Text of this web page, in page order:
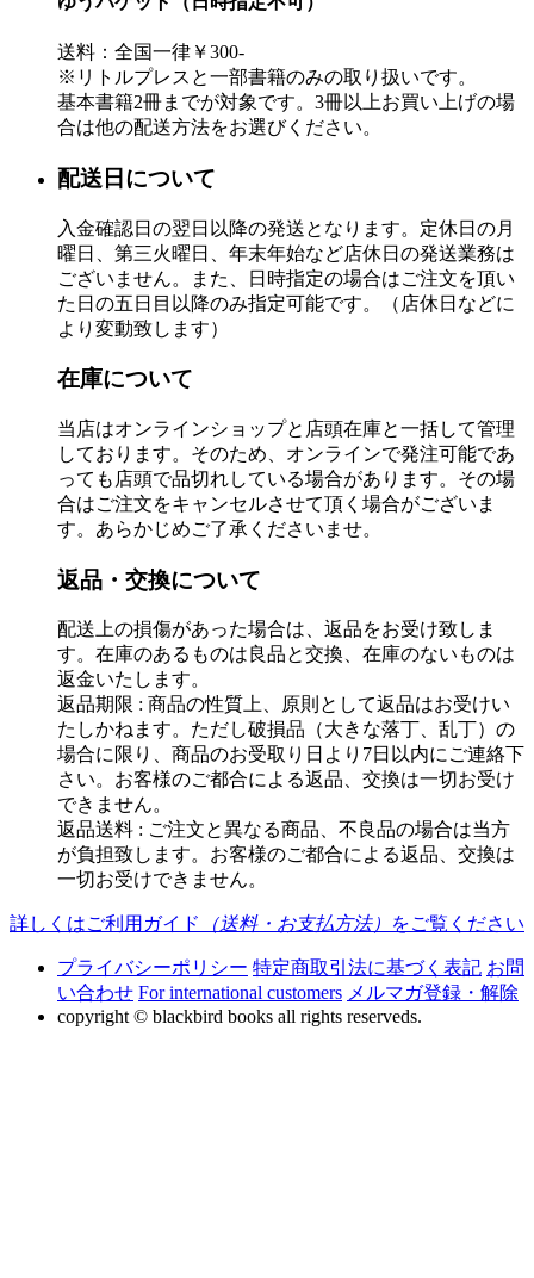
送料：全国一律￥300-
※リトルプレスと一部書籍のみの取り扱いです。
基本書籍2冊までが対象です。3冊以上お買い上げの場
合は他の配送方法をお選びください。
配送日について
入金確認日の翌日以降の発送となります。定休日の月
曜日、第三火曜日、年末年始など店休日の発送業務は
ございません。また、日時指定の場合はご注文を頂い
た日の五日目以降のみ指定可能です。（店休日などに
より変動致します）
在庫について
当店はオンラインショップと店頭在庫と一括して管理
しております。そのため、オンラインで発注可能であ
っても店頭で品切れしている場合があります。その場
合はご注文をキャンセルさせて頂く場合がございま
す。あらかじめご了承くださいませ。
返品・交換について
配送上の損傷があった場合は、返品をお受け致しま
す。在庫のあるものは良品と交換、在庫のないものは
返金いたします。
返品期限 : 商品の性質上、原則として返品はお受けい
たしかねます。ただし破損品（大きな落丁、乱丁）の
場合に限り、商品のお受取り日より7日以内にご連絡下
さい。お客様のご都合による返品、交換は一切お受け
できません。
返品送料 : ご注文と異なる商品、不良品の場合は当方
が負担致します。お客様のご都合による返品、交換は
一切お受けできません。
詳しくはご利用ガイド （送料・お支払方法） をご覧ください
プライバシーポリシー 特定商取引法に基づく表記 お問
い合わせ For international customers メルマガ登録・解除
copyright © blackbird books all rights reserveds.